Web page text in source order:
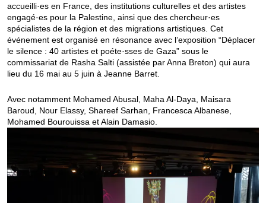
accueilli·es en France, des institutions culturelles et des artistes
engagé·es pour la Palestine, ainsi que des chercheur·es
spécialistes de la région et des migrations artistiques. Cet
événement est organisé en résonance avec l’exposition “Déplacer
le silence : 40 artistes et poéte·sses de Gaza” sous le
commissariat de Rasha Salti (assistée par Anna Breton) qui aura
lieu du 16 mai au 5 juin à Jeanne Barret.
Avec notamment Mohamed Abusal, Maha Al-Daya, Maisara
Baroud, Nour Elassy, Shareef Sarhan, Francesca Albanese,
Mohamed Bourouissa et Alain Damasio.